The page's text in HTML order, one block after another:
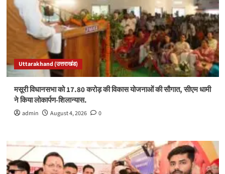
Uttarakhand (उत्तराखंड)
मसूरी विधानसभा को 17.80 करोड़ की विकास योजनाओं की सौगात, सीएम धामी
ने किया लोकार्पण-शिलान्यास.
admin August 4, 2026 0